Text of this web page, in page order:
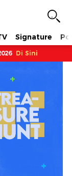
Signature
Di Sini